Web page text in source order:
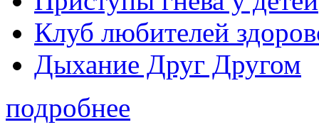
Клуб любителей
Дыхание Друг Другом
подробнее